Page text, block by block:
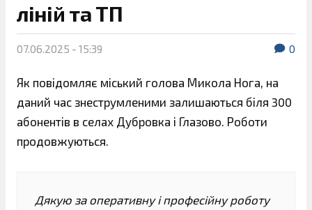
ліній та ТП
07.06.2025 - 15:39 0
Як повідомляє міський голова Микола Нога, на
даний час знеструмленими залишаються біля 300
абонентів в селах Дубровка і Глазово. Роботи
продовжуються.
Дякую за оперативну і професійну роботу